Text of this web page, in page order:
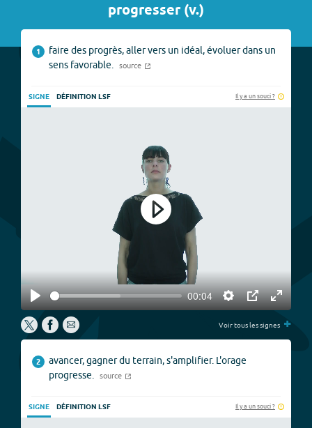
progresser(v.)
1
faire des progrès, aller vers un idéal, évoluer dans un
sens favorable.
source
SIGNE DÉFINITION LSF Il y a un souci ?
Play
00:04
Settings
PIP
Enter
Play
Voir tous les signes +
2
avancer, gagner du terrain, s'amplifier. L'orage
progresse.
source
SIGNE DÉFINITION LSF Il y a un souci ?